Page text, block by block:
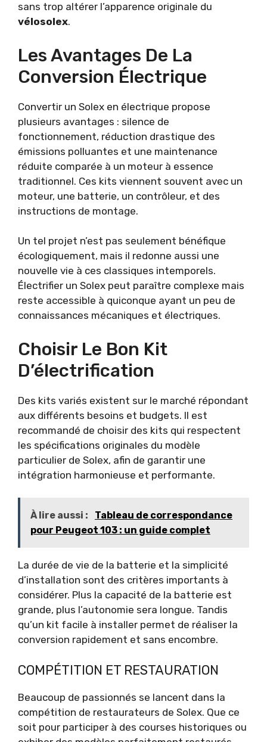
sans trop altérer l’apparence originale du
vélosolex.
Les Avantages De La
Conversion Électrique
Convertir un Solex en électrique propose
plusieurs avantages : silence de
fonctionnement, réduction drastique des
émissions polluantes et une maintenance
réduite comparée à un moteur à essence
traditionnel. Ces kits viennent souvent avec un
moteur, une batterie, un contrôleur, et des
instructions de montage.
Un tel projet n’est pas seulement bénéfique
écologiquement, mais il redonne aussi une
nouvelle vie à ces classiques intemporels.
Électrifier un Solex peut paraître complexe mais
reste accessible à quiconque ayant un peu de
connaissances mécaniques et électriques.
Choisir Le Bon Kit
D’électrification
Des kits variés existent sur le marché répondant
aux différents besoins et budgets. Il est
recommandé de choisir des kits qui respectent
les spécifications originales du modèle
particulier de Solex, afin de garantir une
intégration harmonieuse et performante.
À lire aussi :
Tableau de correspondance
pour Peugeot 103 : un guide complet
La durée de vie de la batterie et la simplicité
d’installation sont des critères importants à
considérer. Plus la capacité de la batterie est
grande, plus l’autonomie sera longue. Tandis
qu’un kit facile à installer permet de réaliser la
conversion rapidement et sans encombre.
COMPÉTITION ET RESTAURATION
Beaucoup de passionnés se lancent dans la
compétition de restaurateurs de Solex. Que ce
soit pour participer à des courses historiques ou